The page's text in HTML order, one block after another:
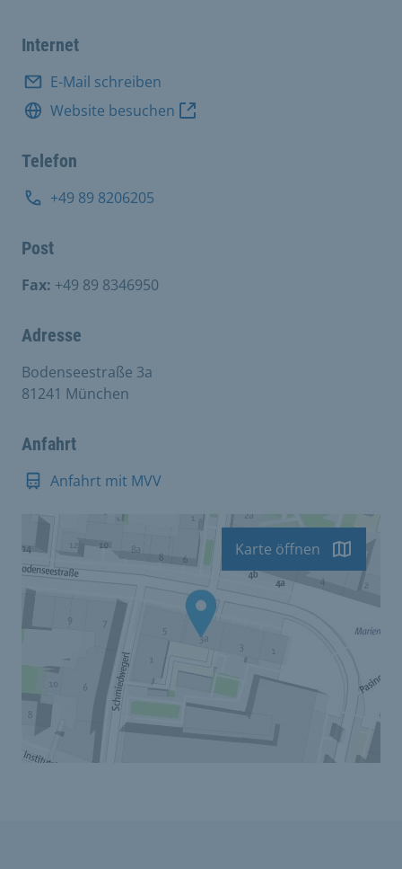
Internet
E-Mail schreiben
Website besuchen
Telefon
+49 89 8206205
Post
Fax: +49 89 8346950
Adresse
Bodenseestraße 3a
81241 München
Anfahrt
Anfahrt mit MVV
Karte öffnen